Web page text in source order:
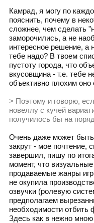
Камрад, я могу по
пояснить, почему в
сложнее, чем сделать
заморочились, а не
интересное решение, а
тебе надо? В твоем
пустоту города, что
вкусовщина - т.е. тебе
объективно плохим оно
> Поэтому и говорю,
новеллу с кучей
получилось бы на
Очень даже может
закрут - мое почтение,
завершил, пишу по
момент, что
продаваемые жанры
не окупила
озвучки (ролевую
предполагаем
необходимости отбить
Здесь как в нежно